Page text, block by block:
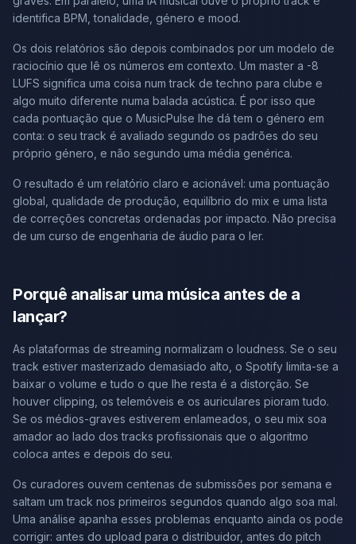
identifica BPM, tonalidade, género e mood.
Os dois relatórios são depois combinados por um modelo de
raciocínio que lê os números em contexto. Um master a -8
LUFS significa uma coisa num track de techno para clube e
algo muito diferente numa balada acústica. É por isso que
cada pontuação que o MusicPulse lhe dá tem o género em
conta: o seu track é avaliado segundo os padrões do seu
próprio género, e não segundo uma média genérica.
O resultado é um relatório claro e acionável: uma pontuação
global, qualidade de produção, equilíbrio do mix e uma lista
de correções concretas ordenadas por impacto. Não precisa
de um curso de engenharia de áudio para o ler.
Porquê analisar uma música antes de a
lançar?
As plataformas de streaming normalizam o loudness. Se o seu
track estiver masterizado demasiado alto, o Spotify limita-se a
baixar o volume e tudo o que lhe resta é a distorção. Se
houver clipping, os telemóveis e os auriculares pioram tudo.
Se os médios-graves estiverem enlameados, o seu mix soa
amador ao lado dos tracks profissionais que o algoritmo
coloca antes e depois do seu.
Os curadores ouvem centenas de submissões por semana e
saltam um track nos primeiros segundos quando algo soa mal.
Uma análise apanha esses problemas enquanto ainda os pode
corrigir: antes do upload para o distribuidor, antes do pitch